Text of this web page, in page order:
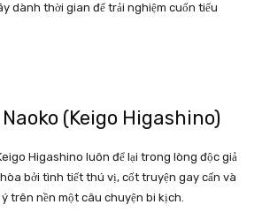
dành thời gian để trải nghiệm cuốn tiểu
(Keigo Higashino)
Higashino luôn để lại trong lòng độc giả
bởi tình tiết thú vị, cốt truyện gay cấn và
trên nền một câu chuyện bi kịch.